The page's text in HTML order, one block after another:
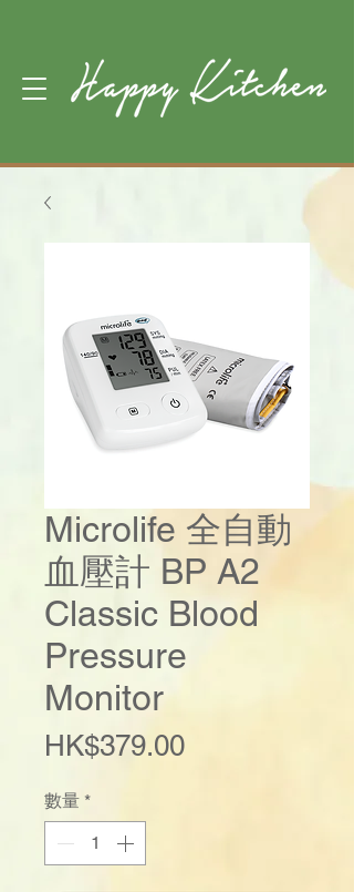
Microlife 全自動
血壓計 BP A2
Classic Blood
Pressure
Monitor
HK$379.00價
數量 *